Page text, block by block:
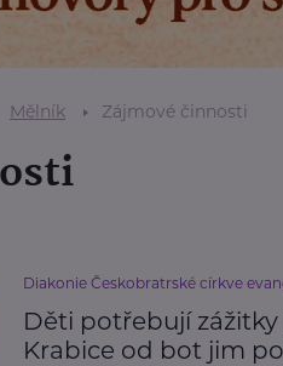
Mělník Zájmové činnosti
Diakonie Českobratrské církve
Děti potřebují
Krabice od bot jim